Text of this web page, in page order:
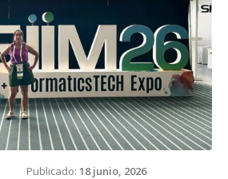
Publicado: 18 junio, 2026